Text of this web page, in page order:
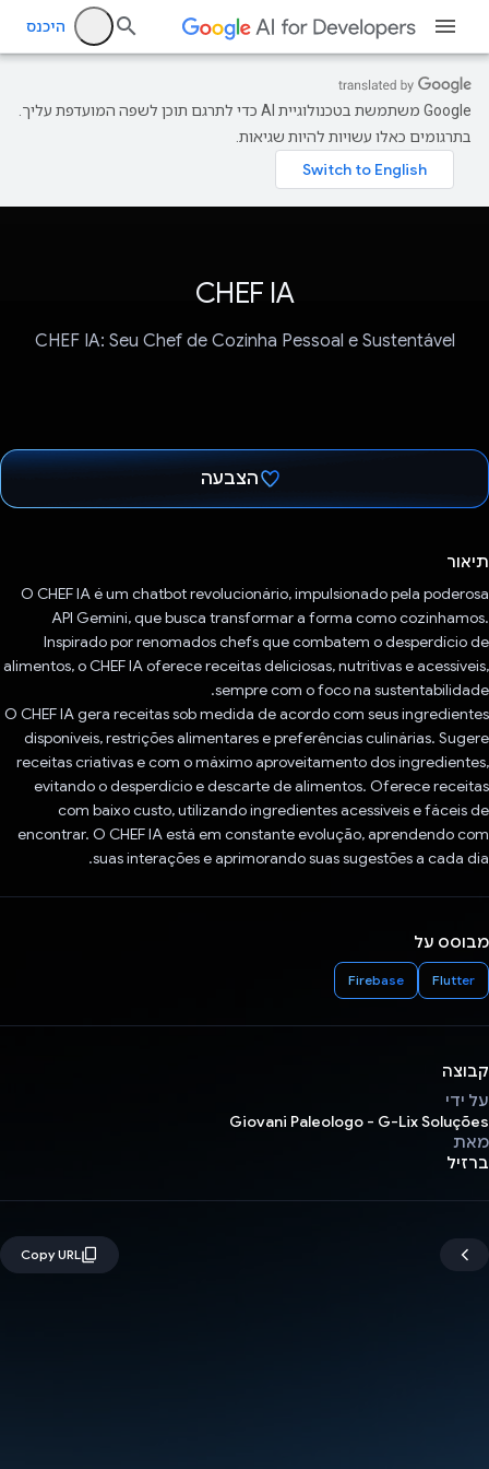
היכנס
‫Google משתמשת בטכנולוגיית AI כדי לתרגם תוכן לשפה המועדפת עליך.
בתרגומים כאלו עשויות להיות שגיאות.
CHEF IA
CHEF IA: Seu Chef de Cozinha Pessoal e Sustentável
הצבעה
תיאור
O CHEF IA é um chatbot revolucionário, impulsionado pela poderosa
API Gemini, que busca transformar a forma como cozinhamos.
Inspirado por renomados chefs que combatem o desperdício de
alimentos, o CHEF IA oferece receitas deliciosas, nutritivas e acessíveis,
sempre com o foco na sustentabilidade.
O CHEF IA gera receitas sob medida de acordo com seus ingredientes
disponíveis, restrições alimentares e preferências culinárias. Sugere
receitas criativas e com o máximo aproveitamento dos ingredientes,
evitando o desperdício e descarte de alimentos. Oferece receitas
com baixo custo, utilizando ingredientes acessíveis e fáceis de
encontrar. O CHEF IA está em constante evolução, aprendendo com
suas interações e aprimorando suas sugestões a cada dia.
מבוסס על
Flutter
Firebase
קבוצה
על ידי
Giovani Paleologo - G-Lix Soluções
מאת
ברזיל